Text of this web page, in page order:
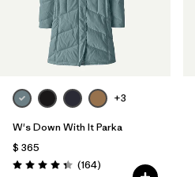
+3
W's Down With It Parka
$ 365
Valoración: 4.4 / 5
(164Comentarios
)